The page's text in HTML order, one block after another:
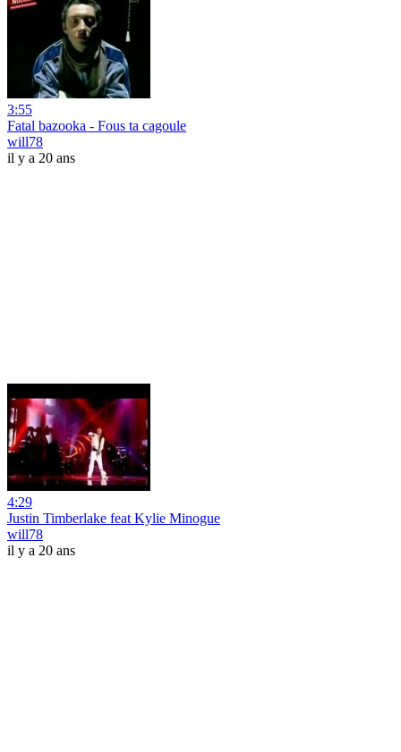
3:55
Fatal bazooka - Fous ta cagoule
will78
il y a 20 ans
4:29
Justin Timberlake feat Kylie Minogue
will78
il y a 20 ans